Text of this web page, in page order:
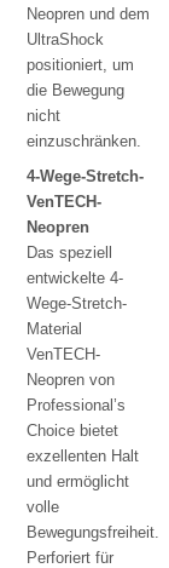
Neopren und dem
UltraShock
positioniert, um
die Bewegung
nicht
einzuschränken.
4-Wege-Stretch-
VenTECH-
Neopren
Das speziell
entwickelte 4-
Wege-Stretch-
Material
VenTECH-
Neopren von
Professional’s
Choice bietet
exzellenten Halt
und ermöglicht
volle
Bewegungsfreiheit.
Perforiert für